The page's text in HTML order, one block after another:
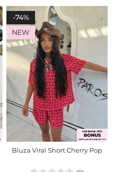
-74%
NEW
Bluza Viral Short Cherry Pop